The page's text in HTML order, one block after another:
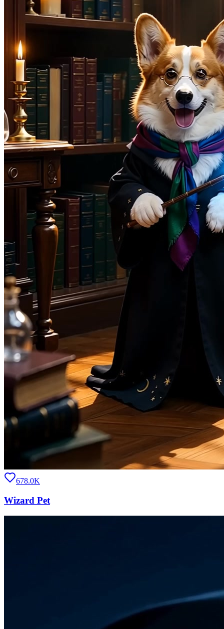
678.0K
Wizard Pet